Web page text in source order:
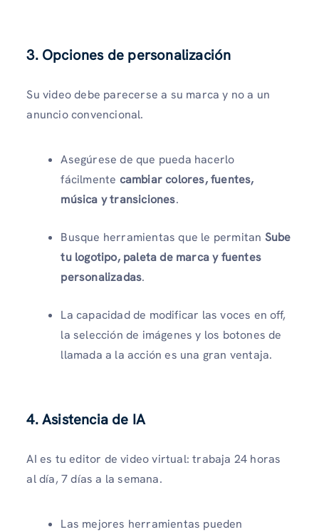
3. Opciones de personalización
Su video debe parecerse a su marca y no a un
anuncio convencional.
Asegúrese de que pueda hacerlo
fácilmente cambiar colores, fuentes,
música y transiciones.
Busque herramientas que le permitan Sube
tu logotipo, paleta de marca y fuentes
personalizadas.
La capacidad de modificar las voces en off,
la selección de imágenes y los botones de
llamada a la acción es una gran ventaja.
4. Asistencia de IA
AI es tu editor de video virtual: trabaja 24 horas
al día, 7 días a la semana.
Las mejores herramientas pueden